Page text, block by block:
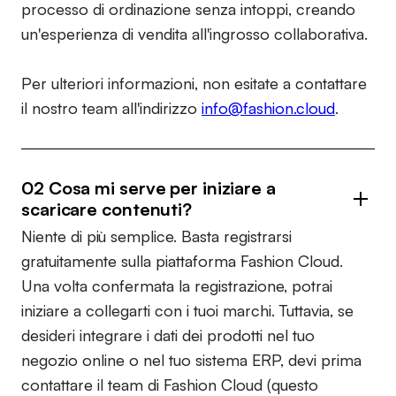
processo di ordinazione senza intoppi, creando
un'esperienza di vendita all'ingrosso collaborativa.
Per ulteriori informazioni, non esitate a contattare
il nostro team all'indirizzo info@fashion.cloud.
02 Cosa mi serve per iniziare a
scaricare contenuti?
Niente di più semplice. Basta registrarsi
gratuitamente sulla piattaforma Fashion Cloud.
Una volta confermata la registrazione, potrai
iniziare a collegarti con i tuoi marchi. Tuttavia, se
desideri integrare i dati dei prodotti nel tuo
negozio online o nel tuo sistema ERP, devi prima
contattare il team di Fashion Cloud (questo